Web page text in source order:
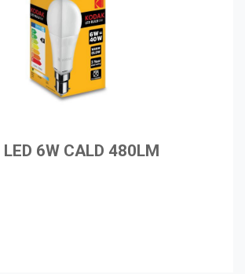
LED 6W CALD 480LM